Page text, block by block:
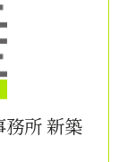
務所 新築